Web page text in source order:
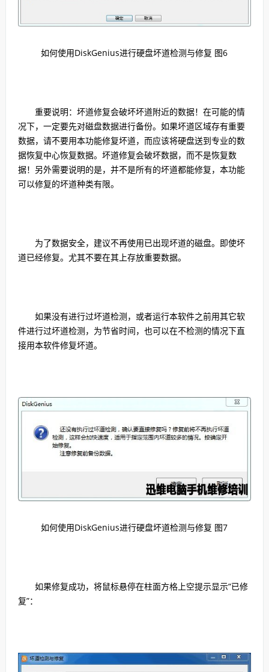
如何使用DiskGenius进行硬盘坏道检测与修复 图6
重要说明：坏道修复会破坏坏道附近的数据！在可能的情
况下，一定要先对磁盘数据进行备份。如果坏道区域存有重要
数据，请不要用本功能修复坏道，而应该将硬盘送到专业的数
据恢复中心恢复数据。坏道修复会破坏数据，而不是恢复数
据！另外需要说明的是，并不是所有的坏道都能修复，本功能
可以修复的坏道种类有限。
为了数据安全，建议不再使用已出现坏道的磁盘。即使坏
道已经修复。尤其不要在其上存放重要数据。
如果没有进行过坏道检测，或者运行本软件之前用其它软
件进行过坏道检测，为节省时间，也可以在不检测的情况下直
接用本软件修复坏道。
如何使用DiskGenius进行硬盘坏道检测与修复 图7
如果修复成功，将鼠标悬停在柱面方格上空提示显示“已修
复”：